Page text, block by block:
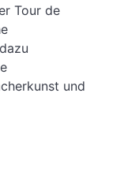
Tour de
und